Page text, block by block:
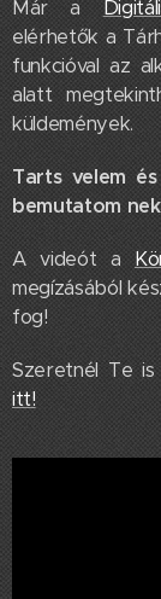
Már a
elérhetők a
funkcióval az
alatt
küldemények.
Tarts velem
bemutatom
A videót a
megízásából
fog!
Szeretnél Te
itt!